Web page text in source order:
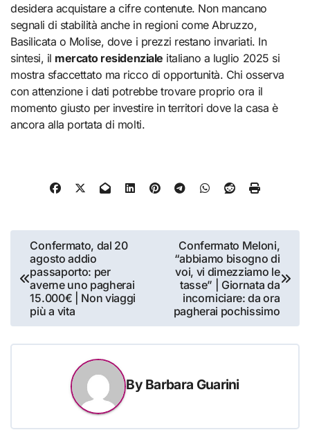
desidera acquistare a cifre contenute. Non mancano
segnali di stabilità anche in regioni come Abruzzo,
Basilicata o Molise, dove i prezzi restano invariati. In
sintesi, il mercato residenziale italiano a luglio 2025 si
mostra sfaccettato ma ricco di opportunità. Chi osserva
con attenzione i dati potrebbe trovare proprio ora il
momento giusto per investire in territori dove la casa è
ancora alla portata di molti.
Navigazione
articoli
Confermato, dal 20
agosto addio
passaporto: per
averne uno pagherai
15.000€ | Non viaggi
più a vita
Confermato Meloni,
“abbiamo bisogno di
voi, vi dimezziamo le
tasse” | Giornata da
incorniciare: da ora
pagherai pochissimo
By Barbara Guarini